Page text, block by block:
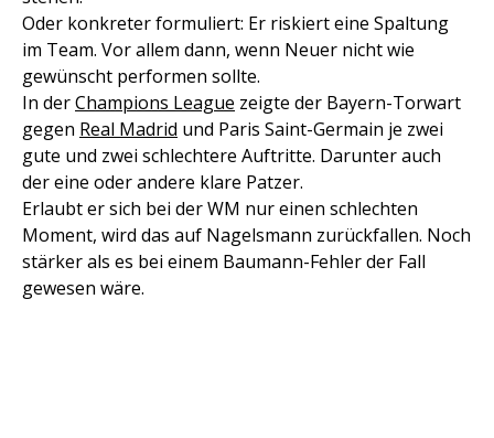
Oder konkreter formuliert: Er riskiert eine Spaltung
im Team. Vor allem dann, wenn Neuer nicht wie
gewünscht performen sollte.
In derChampions League zeigte der Bayern-Torwart
gegen Real Madrid und Paris Saint-Germain je zwei
gute und zwei schlechtere Auftritte. Darunter auch
der eine oder andere klare Patzer.
Erlaubt er sich bei der WM nur einen schlechten
Moment, wird das auf Nagelsmann zurückfallen. Noch
stärker als es bei einem Baumann-Fehler der Fall
gewesen wäre.